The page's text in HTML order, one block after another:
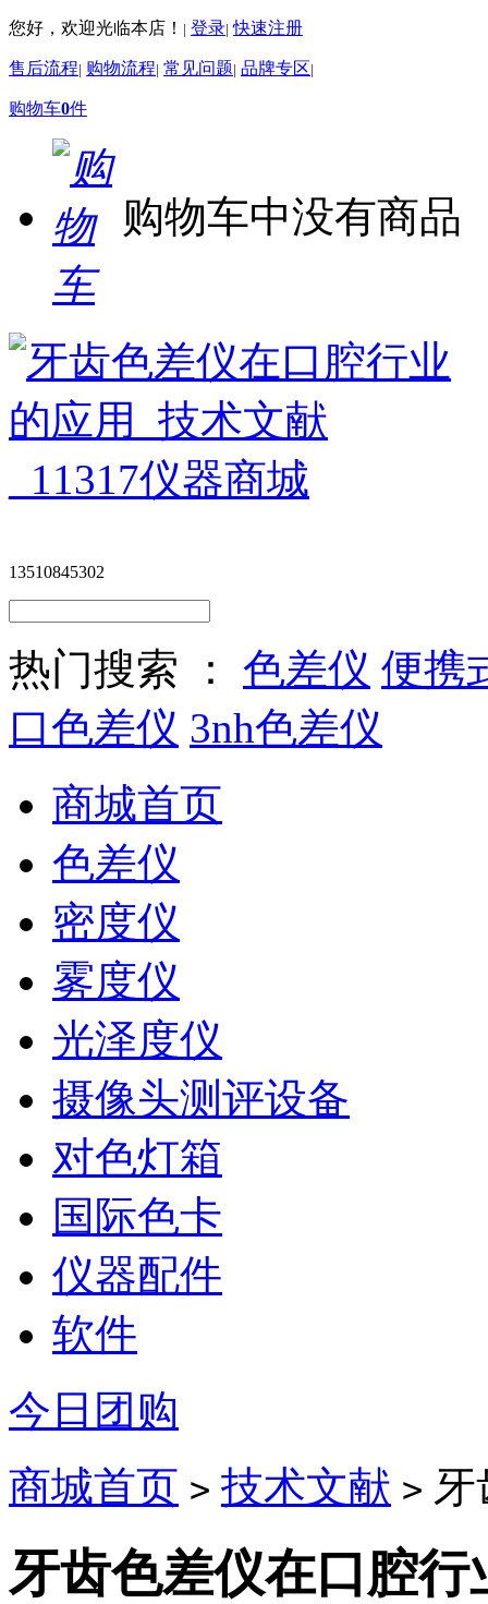
您好，欢迎光临本店！ | 登录| 快速注册
售后流程| 购物流程| 常见问题| 品牌专区|
购物车0件
购物车中没有商品
13510845302
热门搜索 ： 色差仪 便携
口色差仪 3nh色差仪
商城首页
色差仪
密度仪
雾度仪
光泽度仪
摄像头测评设备
对色灯箱
国际色卡
仪器配件
软件
今日团购
商城首页 > 技术文献 >
牙齿色差仪在口腔行